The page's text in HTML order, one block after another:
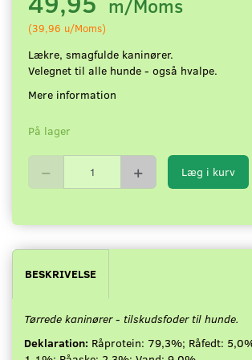
m/Moms
(39,96 u/Moms)
Lækre, smagfulde kaninører.
Velegnet til alle hunde - også hvalpe.
Mere information
På lager
Læg i kurv
BESKRIVELSE
Tørrede kaninører - tilskudsfoder til hunde.
Deklaration: Råprotein: 79,3%; Råfedt: